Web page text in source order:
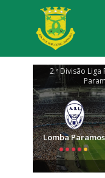
2.ª Divisão Liga
Lomba Paramos